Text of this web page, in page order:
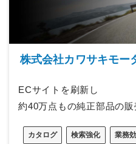
株式会社カワサキモー
ECサイトを刷新し
約40万点もの純正部品の
カタログ 検索強化 業務